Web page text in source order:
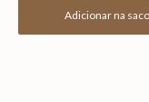
Adicionar na